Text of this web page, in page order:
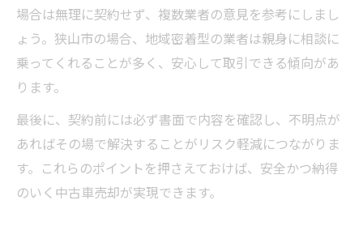
場合は無理に契約せず、複数業者の意見を参考にしまし
ょう。狭山市の場合、地域密着型の業者は親身に相談に
乗ってくれることが多く、安心して取引できる傾向があ
ります。
最後に、契約前には必ず書面で内容を確認し、不明点が
あればその場で解決することがリスク軽減につながりま
す。これらのポイントを押さえておけば、安全かつ納得
のいく中古車売却が実現できます。